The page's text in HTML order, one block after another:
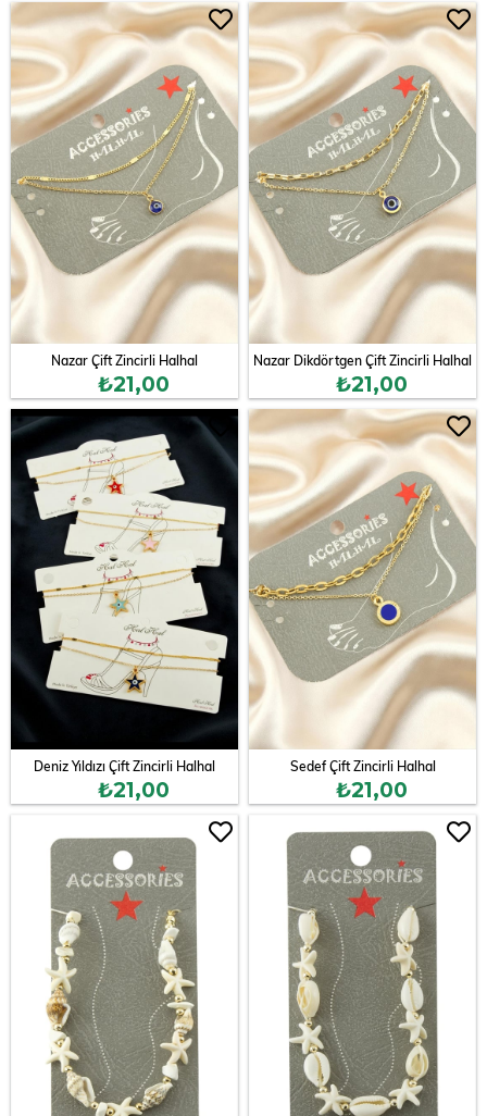
Nazar Çift Zincirli Halhal
₺21,00
Nazar Dikdörtgen Çift Zincirli Halhal
₺21,00
Deniz Yıldızı Çift Zincirli Halhal
₺21,00
Sedef Çift Zincirli Halhal
₺21,00